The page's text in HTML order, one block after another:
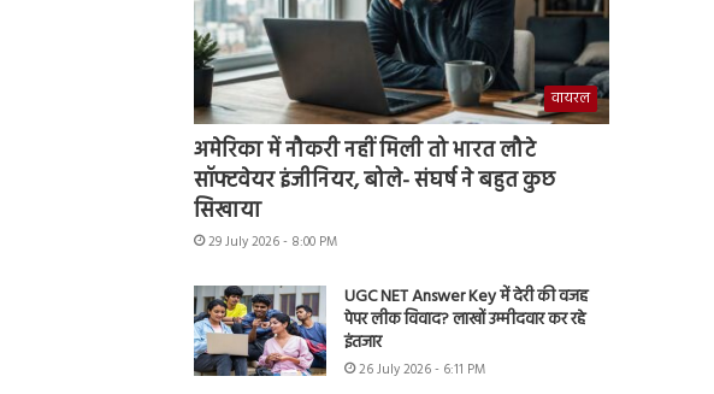
वायरल
अमेरिका में नौकरी नहीं मिली तो भारत लौटे
सॉफ्टवेयर इंजीनियर, बोले- संघर्ष ने बहुत कुछ
सिखाया
29 July 2026 - 8:00 PM
UGC NET Answer Key में देरी की वजह
पेपर लीक विवाद? लाखों उम्मीदवार कर रहे
इंतजार
26 July 2026 - 6:11 PM